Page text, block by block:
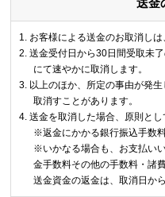
送金
お客様による送金のお取消し
送金受付日から30日間受取未
にて速やかに取消します。
以上のほか、所定の事由が発
取消すことがあります。
送金を取消した場合、原則と
※返金にかかる銀行振込手数
※いかなる場合も、お支払い
金手数料その他の手数料・諸
送金資金の返金は、取消日か